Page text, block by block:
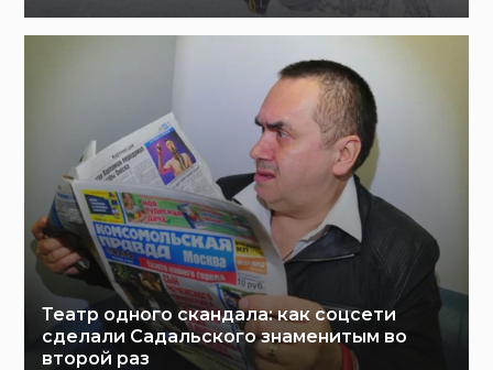
Театр одного скандала: как соцсети
сделали Садальского знаменитым во
второй раз